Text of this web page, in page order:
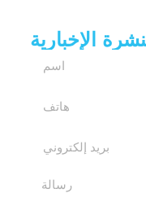
الإخبارية